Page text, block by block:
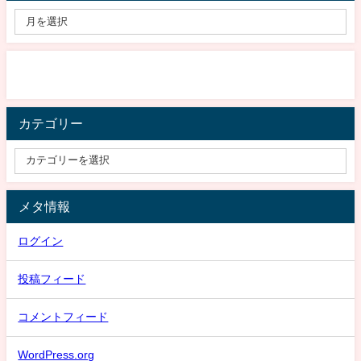
カテゴリー
メタ情報
ログイン
投稿フィード
コメントフィード
WordPress.org